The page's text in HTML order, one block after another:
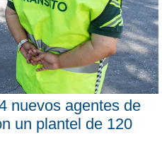
nuevos agentes de
un plantel de 120